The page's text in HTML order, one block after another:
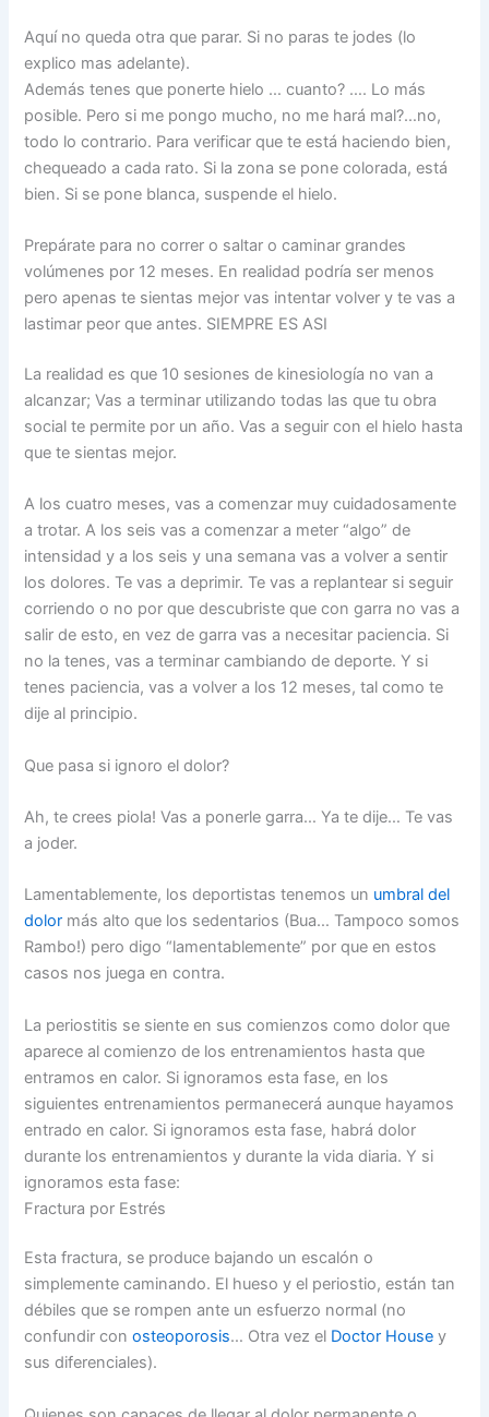
Aquí no queda otra que parar. Si no paras te jodes (lo
explico mas adelante).
Además tenes que ponerte hielo … cuanto? …. Lo más
posible. Pero si me pongo mucho, no me hará mal?…no,
todo lo contrario. Para verificar que te está haciendo bien,
chequeado a cada rato. Si la zona se pone colorada, está
bien. Si se pone blanca, suspende el hielo.
Prepárate para no correr o saltar o caminar grandes
volúmenes por 12 meses. En realidad podría ser menos
pero apenas te sientas mejor vas intentar volver y te vas a
lastimar peor que antes. SIEMPRE ES ASI
La realidad es que 10 sesiones de kinesiología no van a
alcanzar; Vas a terminar utilizando todas las que tu obra
social te permite por un año. Vas a seguir con el hielo hasta
que te sientas mejor.
A los cuatro meses, vas a comenzar muy cuidadosamente
a trotar. A los seis vas a comenzar a meter “algo” de
intensidad y a los seis y una semana vas a volver a sentir
los dolores. Te vas a deprimir. Te vas a replantear si seguir
corriendo o no por que descubriste que con garra no vas a
salir de esto, en vez de garra vas a necesitar paciencia. Si
no la tenes, vas a terminar cambiando de deporte. Y si
tenes paciencia, vas a volver a los 12 meses, tal como te
dije al principio.
Que pasa si ignoro el dolor?
Ah, te crees piola! Vas a ponerle garra… Ya te dije… Te vas
a joder.
Lamentablemente, los deportistas tenemos un umbral del
dolor más alto que los sedentarios (Bua… Tampoco somos
Rambo!) pero digo “lamentablemente” por que en estos
casos nos juega en contra.
La periostitis se siente en sus comienzos como dolor que
aparece al comienzo de los entrenamientos hasta que
entramos en calor. Si ignoramos esta fase, en los
siguientes entrenamientos permanecerá aunque hayamos
entrado en calor. Si ignoramos esta fase, habrá dolor
durante los entrenamientos y durante la vida diaria. Y si
ignoramos esta fase:
Fractura por Estrés
Esta fractura, se produce bajando un escalón o
simplemente caminando. El hueso y el periostio, están tan
débiles que se rompen ante un esfuerzo normal (no
confundir conosteoporosis… Otra vez el Doctor House y
sus diferenciales).